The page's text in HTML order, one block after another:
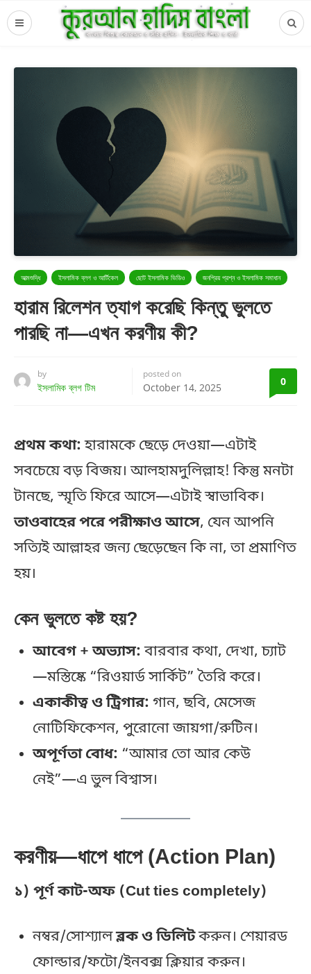
আত্মশুদ্ধি ইসলামিক ব্লগ ও আর্টিকেল ছোট ইসলামিক ভিডিও জনপ্রিয় প্রশ্ন ও ইসলামিক সমাধান
হারাম রিলেশন ত্যাগ করেছি কিন্তু ভুলতে
পারছি না—এখন করণীয় কী?
by
ইসলামিক ব্লগ টিম
posted on
October 14, 2025 0
প্রথম কথা:হারামকে ছেড়ে দেওয়া—এটাই
সবচেয়ে বড় বিজয়। আলহামদুলিল্লাহ! কিন্তু মনটা
টানছে, স্মৃতি ফিরে আসে—এটাই স্বাভাবিক।
তাওবাহের পরে পরীক্ষাও আসে, যেন আপনি
সত্যিই আল্লাহর জন্য ছেড়েছেন কি না, তা প্রমাণিত
হয়।
কেন ভুলতে কষ্ট হয়?
আবেগ + অভ্যাস:বারবার কথা, দেখা, চ্যাট
—মস্তিষ্কে “রিওয়ার্ড সার্কিট” তৈরি করে।
একাকীত্ব ও ট্রিগার: গান, ছবি, মেসেজ
নোটিফিকেশন, পুরোনো জায়গা/রুটিন।
অপূর্ণতা বোধ: “আমার তো আর কেউ
নেই”—এ ভুল বিশ্বাস।
করণীয়—ধাপে ধাপে (Action Plan)
১) পূর্ণ কাট-অফ (Cut ties completely)
নম্বর/সোশ্যালব্লক ও ডিলিটকরুন। শেয়ারড
ফোল্ডার/ফটো/ইনবক্স ক্লিয়ার করুন।